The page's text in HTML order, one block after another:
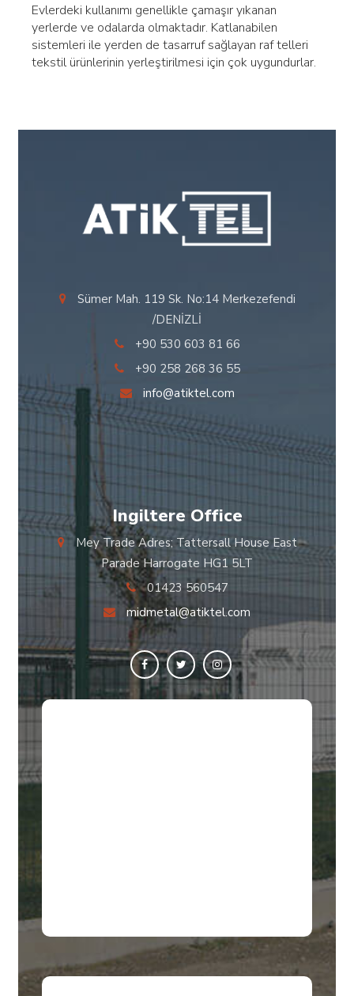
Evlerdeki kullanımı genellikle çamaşır yıkanan
yerlerde ve odalarda olmaktadır. Katlanabilen
sistemleri ile yerden de tasarruf sağlayan raf telleri
tekstil ürünlerinin yerleştirilmesi için çok uygundurlar.
Sümer Mah. 119 Sk. No:14 Merkezefendi
/DENİZLİ
+90 530 603 81 66
+90 258 268 36 55
info@atiktel.com
Ingiltere Office
Mey Trade Adres; Tattersall House East
Parade Harrogate HG1 5LT
01423 560547
midmetal@atiktel.com